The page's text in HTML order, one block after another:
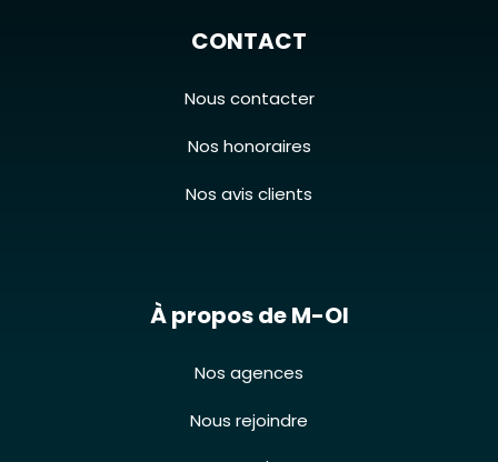
CONTACT
Nous contacter
Nos honoraires
Nos avis clients
À propos de M-OI
Nos agences
Nous rejoindre